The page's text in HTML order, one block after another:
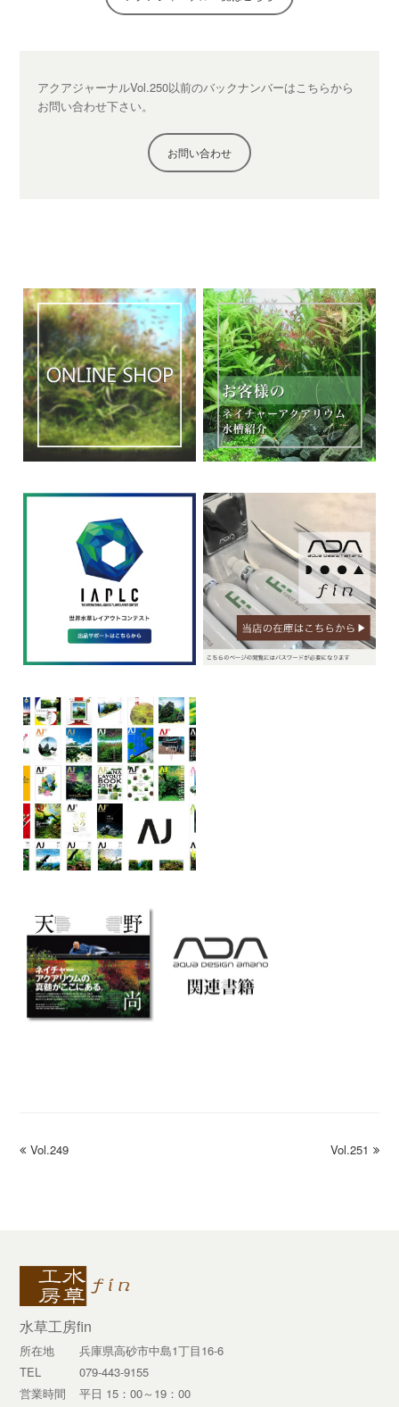
アクアジャーナルVol.250以前のバックナンバーはこちらから
お問い合わせ下さい。
お問い合わせ
previous
Vol.249
next
Vol.251
水草工房fin
所在地
兵庫県高砂市中島1丁目16-6
TEL
079-443-9155
営業時間
平日 15：00～19：00